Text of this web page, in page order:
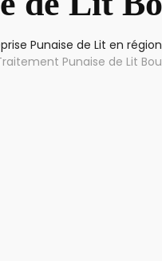
Punaise de Lit en
Punaise de Lit